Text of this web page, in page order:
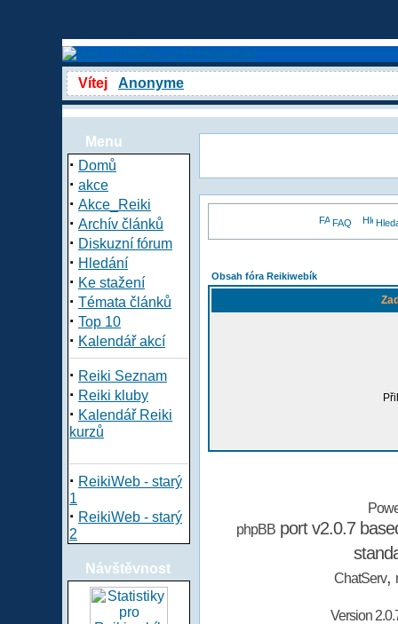
Vítej Anonyme
Menu
· Domů
· akce
· Akce_Reiki
· Archív článků
· Diskuzní fórum
· Hledání
· Ke stažení
· Témata článků
· Top 10
· Kalendář akcí
· Reiki Seznam
· Reiki kluby
· Kalendář Reiki
kurzů
· ReikiWeb - starý
1
· ReikiWeb - starý
2
Návštěvnost
FAQ
Obsah fóra Reikiwebík
phpBBport v2.0.7
ChatServ,
Version